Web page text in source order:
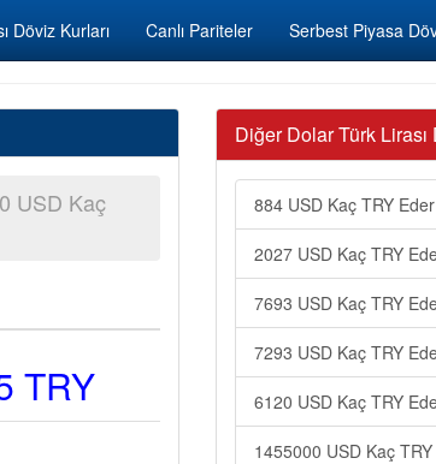
Döviz Kurları Canlı Pariteler Serbest Piyasa
USD Kaç
TRY
Diğer Dolar Türk
884 USD Kaç TRY Eder
2027 USD Kaç TRY
7693 USD Kaç TRY
7293 USD Kaç TRY
6120 USD Kaç TRY
1455000 USD Kaç